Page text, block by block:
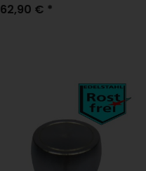
62,90 € *